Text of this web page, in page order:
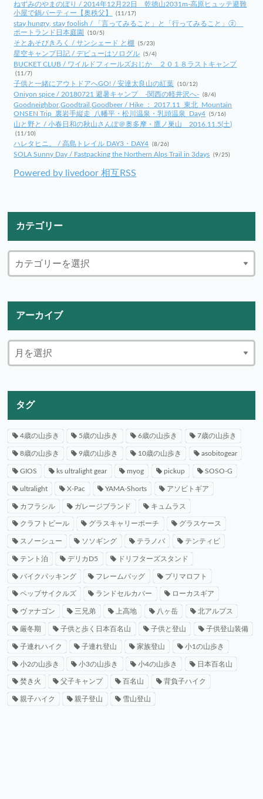
ねずみのやまのぼり / 2014年12月22日 乾徳山2031m-高原ヒュッテ避難
小屋で鍋パーティー【奥秩父】
(11/17)
stay hungry, stay foolish / 「言ってみること」と「行ってみること」②
ポートランド日本庭園
(10/5)
そとあそびきろく / サンシェード と棚 (5/23)
星空キャンプ日記 / デビューはソログル (5/4)
BUCKET CLUB / ワイルドフィールズおじか ２０１８ラストキャンプ
(11/7)
子供と一緒にアウトドアへGO! / 安達太良山の紅葉 (10/12)
Oniyon spice / 20180721 避暑キャンプ -関西の軽井沢へ- (8/4)
Goodneighbor,Goodtrail,Goodbeer / Hike ： 2017.11_東北_Mountain
ONSEN Trip_裏岩手縦走_八幡平・松川温泉・乳頭温泉_Day4 (5/16)
山と野と / 小春日和の秋山さんぽ＠奥多摩・鷹ノ巣山 2016.11.5(土)
(11/10)
ハレタヒニ。 / 高島トレイル DAY3・DAY4 (8/26)
SOLA Sunny Day / Fastpacking the Northern Alps Trail in 3days (9/25)
Powered by livedoor 相互RSS
カテゴリー
アーカイブ
タグ
4歳の山歩き 5歳の山歩き 6歳の山歩き 7歳の山歩き
8歳の山歩き 9歳の山歩き 10歳の山歩き asobitogear
GIOS ks ultralight gear myog pickup SOSO-G
ultralight X-Pac YAMA-Shorts アソビトギア
カフラシル ガレージブランド キュムラス
クラフトビール グラスキャリーポーチ グラスケース
スノーシュー ソソギング テラノバ テンティピ
テント泊 デリカD5 ドリフターズスタンド
バイクパッキング フレームバッグ プリマロフト
ペップサイクルズ ランドセルカバー ローカスギア
ヴァナゴン 三兄弟 上高地 八ヶ岳 北アルプス
厳冬期 子供と歩く日本百名山 子供と登山 子供登山装備
子連れハイク 子連れ登山 家族登山 小1の山歩き
小2の山歩き 小3の山歩き 小4の山歩き 日本百名山
焚き火 父子キャンプ 百名山 背負子ハイク
親子ハイク 親子登山 雪山登山